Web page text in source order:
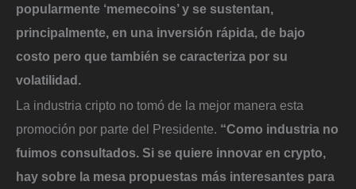
popularmente ‘memecoins’ y se sustentan,
principalmente, en una inversión rápida, de bajo
costo pero que también se caracteriza por su
volatilidad.
La industria cripto no tomó de la mejor manera esta
promoción por parte del Presidente. “Como industria no
fuimos consultados. Si se quiere innovar en crypto,
hay sobre la mesa propuestas más interesantes para